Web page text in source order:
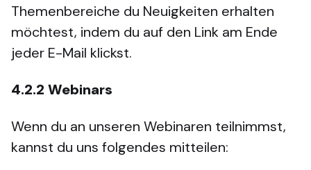
Themenbereiche du Neuigkeiten erhalten
möchtest, indem du auf den Link am Ende
jeder E-Mail klickst.
4.2.2 Webinars
Wenn du an unseren Webinaren teilnimmst,
kannst du uns folgendes mitteilen: